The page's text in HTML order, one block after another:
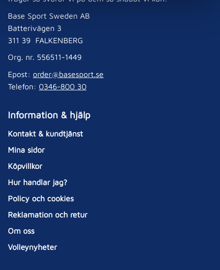
Base Sport Sweden AB
Batterivägen 3
311 39 FALKENBERG
Org. nr. 556511-1449
Epost: order@basesport.se
Telefon: 0346-800 30
Information & hjälp
Kontakt & kundtjänst
Mina sidor
Köpvillkor
Hur handlar jag?
Policy och cookies
Reklamation och retur
Om oss
Volleynyheter